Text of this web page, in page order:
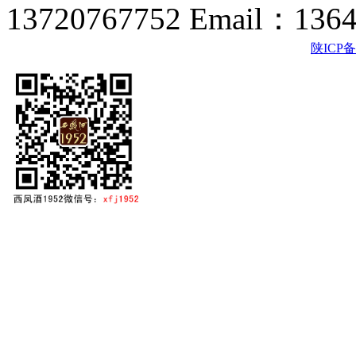
13720767752 Email：
陕ICP